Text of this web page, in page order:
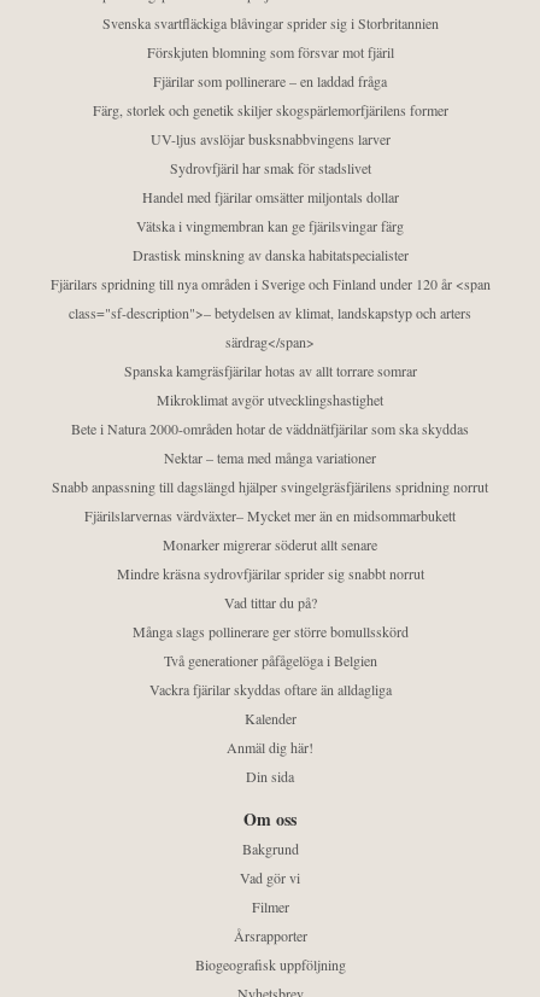
Svenska svartfläckiga blåvingar sprider sig i Storbritannien
Förskjuten blomning som försvar mot fjäril
Fjärilar som pollinerare – en laddad fråga
Färg, storlek och genetik skiljer skogspärlemorfjärilens former
UV-ljus avslöjar busksnabbvingens larver
Sydrovfjäril har smak för stadslivet
Handel med fjärilar omsätter miljontals dollar
Vätska i vingmembran kan ge fjärilsvingar färg
Drastisk minskning av danska habitatspecialister
Fjärilars spridning till nya områden i Sverige och Finland under 120 år <span
class="sf-description">– betydelsen av klimat, landskapstyp och arters
särdrag</span>
Spanska kamgräsfjärilar hotas av allt torrare somrar
Mikroklimat avgör utvecklingshastighet
Bete i Natura 2000-områden hotar de väddnätfjärilar som ska skyddas
Nektar – tema med många variationer
Snabb anpassning till dagslängd hjälper svingelgräsfjärilens spridning norrut
Fjärilslarvernas värdväxter– Mycket mer än en midsommarbukett
Monarker migrerar söderut allt senare
Mindre kräsna sydrovfjärilar sprider sig snabbt norrut
Vad tittar du på?
Många slags pollinerare ger större bomullsskörd
Två generationer påfågelöga i Belgien
Vackra fjärilar skyddas oftare än alldagliga
Kalender
Anmäl dig här!
Din sida
Om oss
Bakgrund
Vad gör vi
Filmer
Årsrapporter
Biogeografisk uppföljning